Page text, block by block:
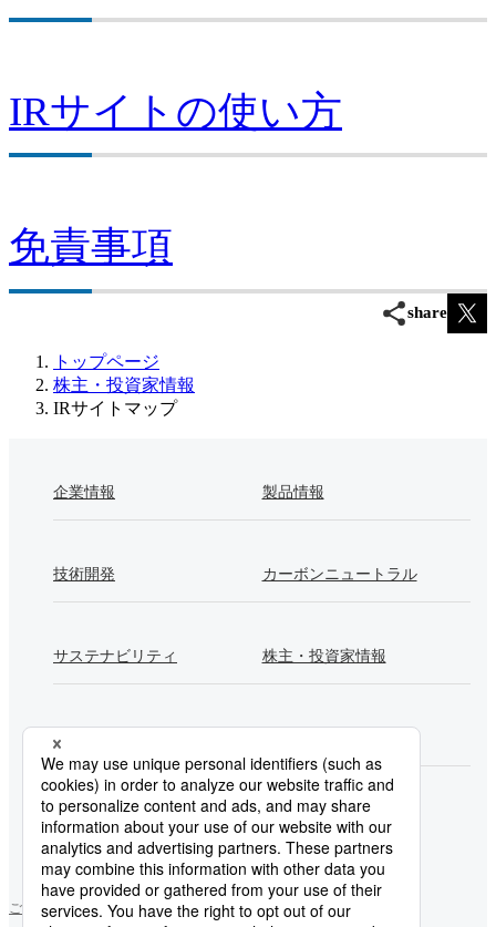
IRサイトの使い方
免責事項
share
トップページ
株主・投資家情報
IRサイトマップ
企業情報 製品情報
技術開発 カーボンニュートラル
サステナビリティ 株主・投資家情報
採用情報
製鉄所一覧
ご利用にあたってソーシャルメディアポリシー個人情報保護方針